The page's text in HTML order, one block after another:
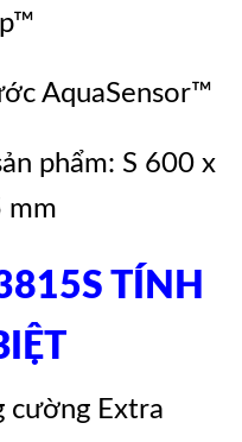
AquaSensor™
phẩm: S 600 x
mm
TÍNH
cường Extra